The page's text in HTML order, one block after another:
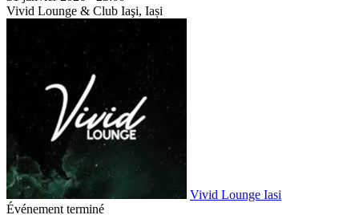
Vivid Lounge & Club Iaşi, Iași
Vivid Lounge Iasi
Événement terminé